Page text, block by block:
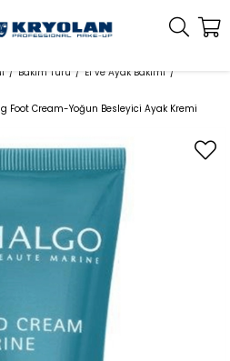
Bakım Türü El ve Ayak Bakımı
Foot Cream-Yoğun Besleyici Ayak Kremi